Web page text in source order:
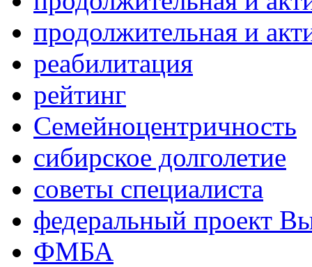
продолжительная и
реабилитация
рейтинг
Семейноцентричность
сибирское долголетие
советы специалиста
федеральный проект
ФМБА